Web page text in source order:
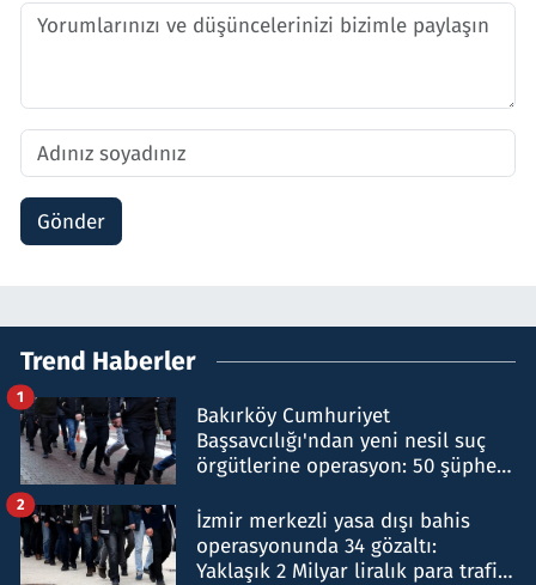
Gönder
Trend Haberler
Bakırköy Cumhuriyet
Başsavcılığı'ndan yeni nesil suç
örgütlerine operasyon: 50 şüpheli
1
İzmir merkezli yasa dışı bahis
operasyonunda 34 gözaltı:
Yaklaşık 2 Milyar liralık para trafiği
2